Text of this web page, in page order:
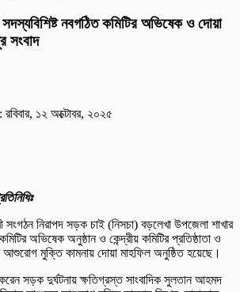
নবগঠিত কমিটির অভিষেক ও দোয়া
সংবাদ
১২ অক্টোবর, ২০২৫
সংগঠন নিরাপদ সড়ক চাই (নিসচা) বড়লেখা উপজেলা শাখার
অভিষেক অনুষ্ঠান ও কেন্দ্রীয় কমিটির প্রতিষ্ঠাতা ও
আশুরোগ মুক্তি কামনায় দোয়া মাহফিল অনুষ্ঠিত হয়েছে।
সড়ক দুর্ঘটনায় ক্ষতিগ্রস্ত সাংবাদিক সুলতান আহমদ